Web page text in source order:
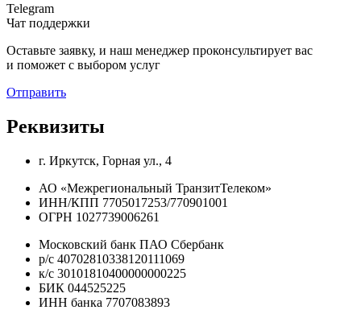
Telegram
Чат поддержки
Оставьте заявку, и наш менеджер проконсуль­тирует вас
и поможет с выбором услуг
Отправить
Реквизиты
г. Иркутск, Горная ул., 4
АО «Межрегиональный ТранзитТелеком»
ИНН/КПП 7705017253/770901001
ОГРН 1027739006261
Московский банк ПАО Сбербанк
р/с 40702810338120111069
к/с 30101810400000000225
БИК 044525225
ИНН банка 7707083893